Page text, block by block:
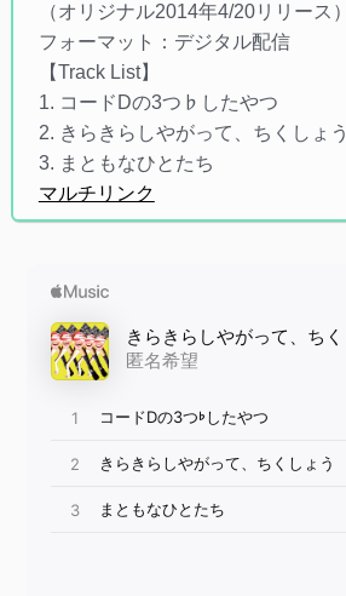
（オリジナル2014年4/20リリース）
フォーマット：デジタル配信
【Track List】
1. コードDの3つ♭したやつ
2. きらきらしやがって、ちくしょう
3. まともなひとたち
マルチリンク